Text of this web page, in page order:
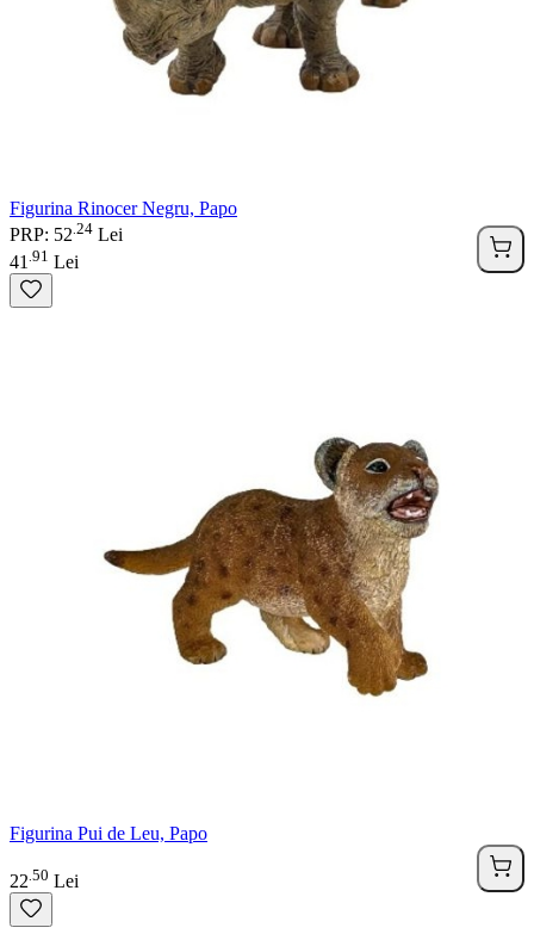
Figurina Rinocer Negru, Papo
PRP: 52 24 Lei
41 91 Lei
Figurina Pui de Leu, Papo
22 50 Lei